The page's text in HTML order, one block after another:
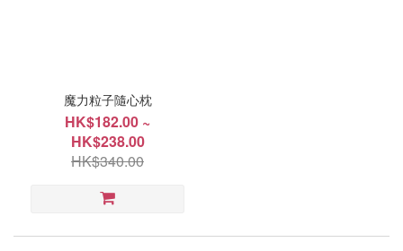
15"x24"
魔力粒子隨心枕
HK$182.00 ~
HK$238.00
HK$340.00